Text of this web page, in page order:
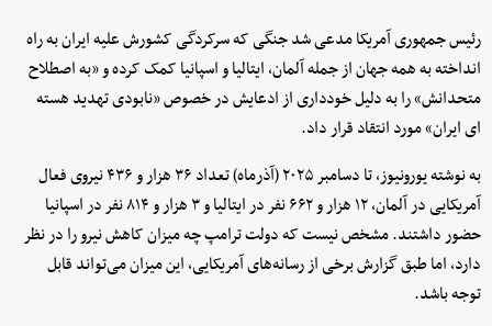
رئیس جمهوری آمریکا مدعی شد جنگی که سرکردگی کشورش علیه ایران به راه
انداخته به همه جهان از جمله آلمان، ایتالیا و اسپانیا کمک کرده و «به اصطلاح
متحدانش» را به دلیل خودداری از ادعایش در خصوص «نابودی تهدید هسته
ای ایران» مورد انتقاد قرار داد.
به نوشته یورونیوز، تا دسامبر ۲۰۲۵ (آذرماه) تعداد ۳۶ هزار و ۴۳۶ نیروی فعال
آمریکایی در آلمان، ۱۲ هزار و ۶۶۲ نفر در ایتالیا و ۳ هزار و ۸۱۴ نفر در اسپانیا
حضور داشتند. مشخص نیست که دولت ترامپ چه میزان کاهش نیرو را در نظر
دارد، اما طبق گزارش برخی از رسانه‌های آمریکایی، این میزان می‌تواند قابل
توجه باشد.